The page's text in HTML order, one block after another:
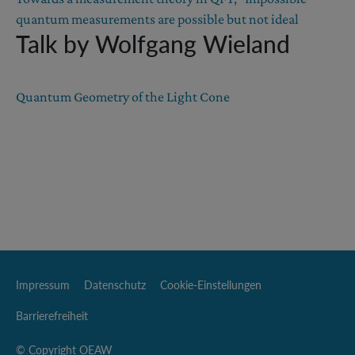
quantum measurements are possible but not ideal
Talk by Wolfgang Wieland
Quantum Geometry of the Light Cone
Impressum Datenschutz Cookie-Einstellungen
Barrierefreiheit
© Copyright OEAW